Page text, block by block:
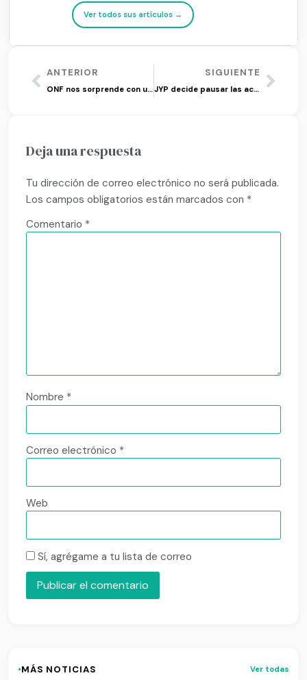
Ver todos sus artículos →
ANTERIOR
ONF nos sorprende con un increíble comeback
SIGUIENTE
JYP decide pausar las actividades de Hyunjin de Stray Kids
Deja una respuesta
Tu dirección de correo electrónico no será publicada.
Los campos obligatorios están marcados con *
Comentario *
Nombre *
Correo electrónico *
Web
Sí, agrégame a tu lista de correo
·MÁS NOTICIAS Ver todas